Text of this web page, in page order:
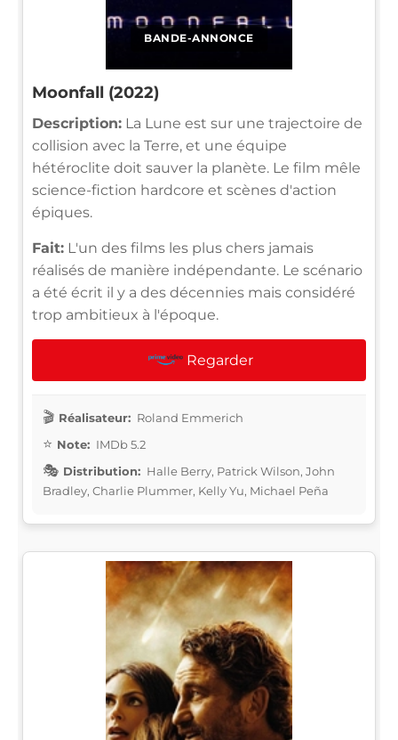
BANDE-ANNONCE
Moonfall (2022)
Description: La Lune est sur une trajectoire de
collision avec la Terre, et une équipe
hétéroclite doit sauver la planète. Le film mêle
science-fiction hardcore et scènes d'action
épiques.
Fait: L'un des films les plus chers jamais
réalisés de manière indépendante. Le scénario
a été écrit il y a des décennies mais considéré
trop ambitieux à l'époque.
Regarder
Réalisateur: Roland Emmerich
Note: IMDb 5.2
Distribution: Halle Berry, Patrick Wilson, John
Bradley, Charlie Plummer, Kelly Yu, Michael Peña